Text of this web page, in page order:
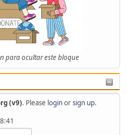
para ocultar este bloque
(v9). Please loginorsign up.